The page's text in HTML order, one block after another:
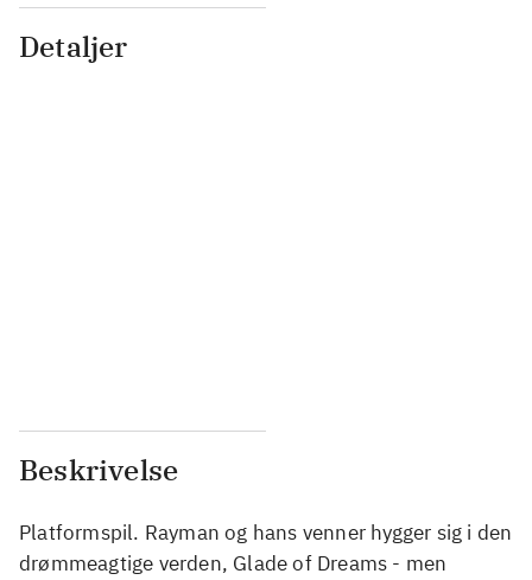
Detaljer
Beskrivelse
Platformspil. Rayman og hans venner hygger sig i den
drømmeagtige verden, Glade of Dreams - men